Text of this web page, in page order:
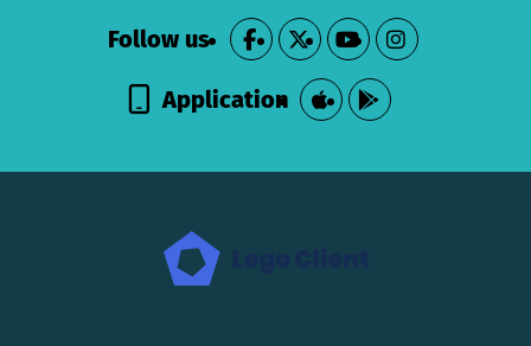
Follow us
Application